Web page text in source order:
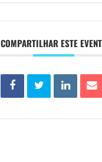
COMPARTILHAR ESTE